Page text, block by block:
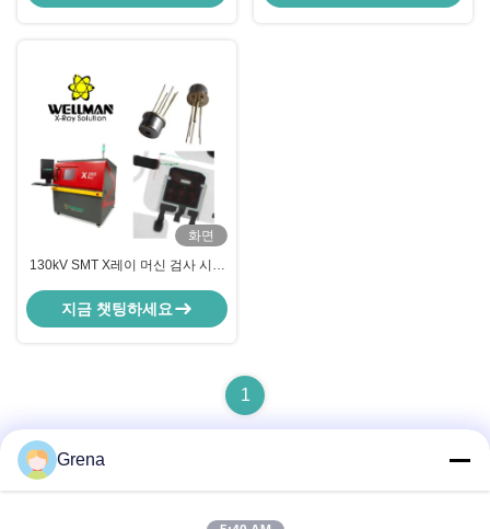
화면
130kV SMT X레이 머신 검사 시스
지금 챗팅하세요
1
Grena